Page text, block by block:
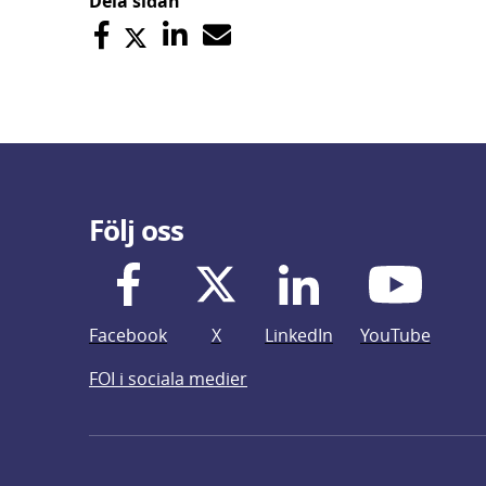
Följ oss
Facebook X LinkedIn
YouTube
FOI i sociala medier